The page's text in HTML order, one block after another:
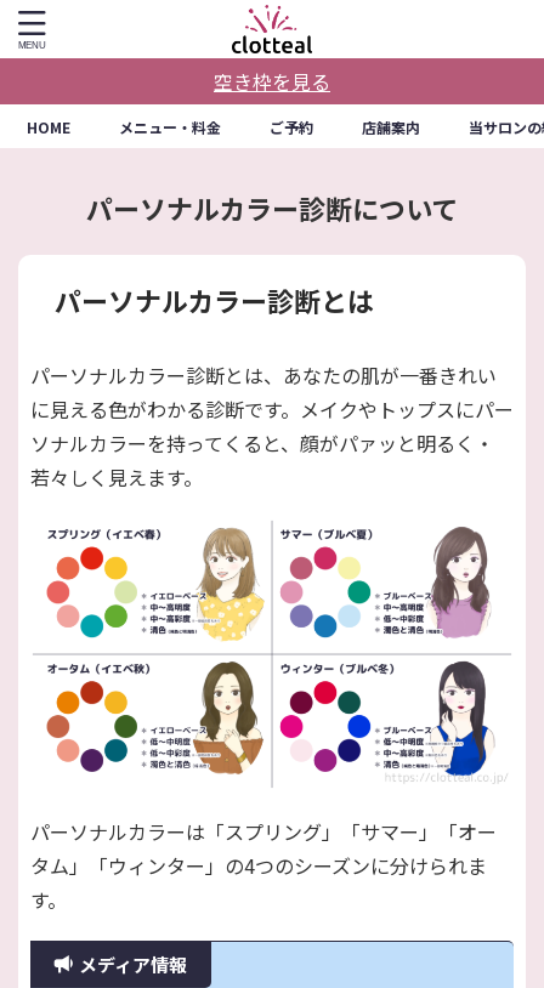
空き枠を見る
HOME メニュー・料金 ご予約 店舗案内 当サロン
パーソナルカラー診断について
パーソナルカラー診断とは
パーソナルカラー診断とは、あなたの肌が一番きれい
に見える色がわかる診断です。メイクやトップスにパー
ソナルカラーを持ってくると、顔がパァッと明るく・
若々しく見えます。
パーソナルカラーは「スプリング」「サマー」「オー
タム」「ウィンター」の4つのシーズンに分けられま
す。
メディア情報